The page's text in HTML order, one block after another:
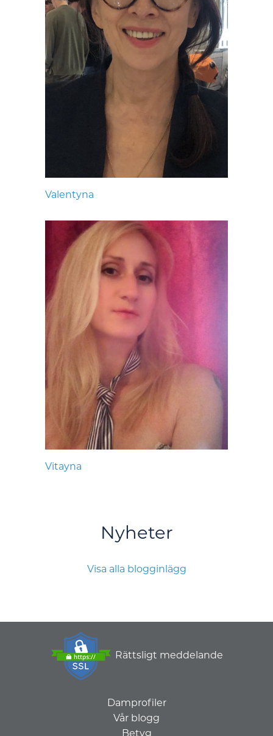
Valentyna
Vitayna
Nyheter
Visa alla blogginlägg
Rättsligt meddelande
Damprofiler
Vår blogg
Betyg